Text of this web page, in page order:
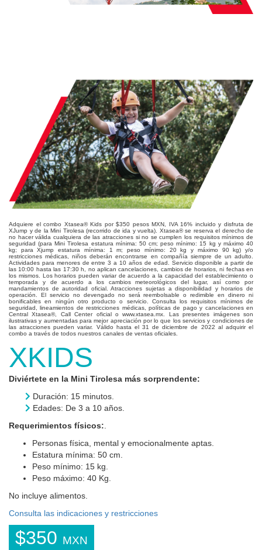
Adquiere el combo Xtasea® Kids por $350 pesos MXN, IVA 16% incluido y disfruta de
XJump y de la Mini Tirolesa (recorrido de ida y vuelta). Xtasea® se reserva el derecho de
no hacer válida cualquiera de las atracciones si no se cumplen los requisitos mínimos de
seguridad (para Mini Tirolesa estatura mínima: 50 cm; peso mínimo: 15 kg y máximo 40
kg; para Xjump estatura mínima: 1 m; peso mínimo: 20 kg y máximo 90 kg) y/o
restricciones médicas, niños deberán encontrarse en compañía siempre de un adulto.
Actividades para menores de entre 3 a 10 años de edad. Servicio disponible a partir de
las 10:00 hasta las 17:30 h, no aplican cancelaciones, cambios de horarios, ni fechas en
los mismos. Los horarios pueden variar de acuerdo a la capacidad del establecimiento o
temporada y de acuerdo a los cambios meteorológicos del lugar, así como por
mandamientos de autoridad oficial. Atracciones sujetas a disponibilidad y horarios de
operación. El servicio no devengado no será reembolsable o redimible en dinero ni
bonificables en ningún otro producto o servicio. Consulta los requisitos mínimos de
seguridad, lineamientos de restricciones médicas, políticas de pago y cancelaciones en
Central Xtasea®, Call Center oficial o www.xtasea.mx. Las presentes imágenes son
ilustrativas y aumentadas para mejor apreciación por lo que los servicios y condiciones de
las atracciones pueden variar. Válido hasta el 31 de diciembre de 2022 al adquirir el
combo a través de todos nuestros canales de ventas oficiales.
XKIDS
Diviértete en la Mini Tirolesa más sorprendente:
Duración: 15 minutos.
Edades: De 3 a 10 años.
Requerimientos físicos:
Personas física, mental y emocionalmente aptas.
Estatura mínima: 50 cm.
Peso mínimo: 15 kg.
Peso máximo: 40 Kg.
No incluye alimentos.
Consulta las indicaciones y restricciones
$350 MXN